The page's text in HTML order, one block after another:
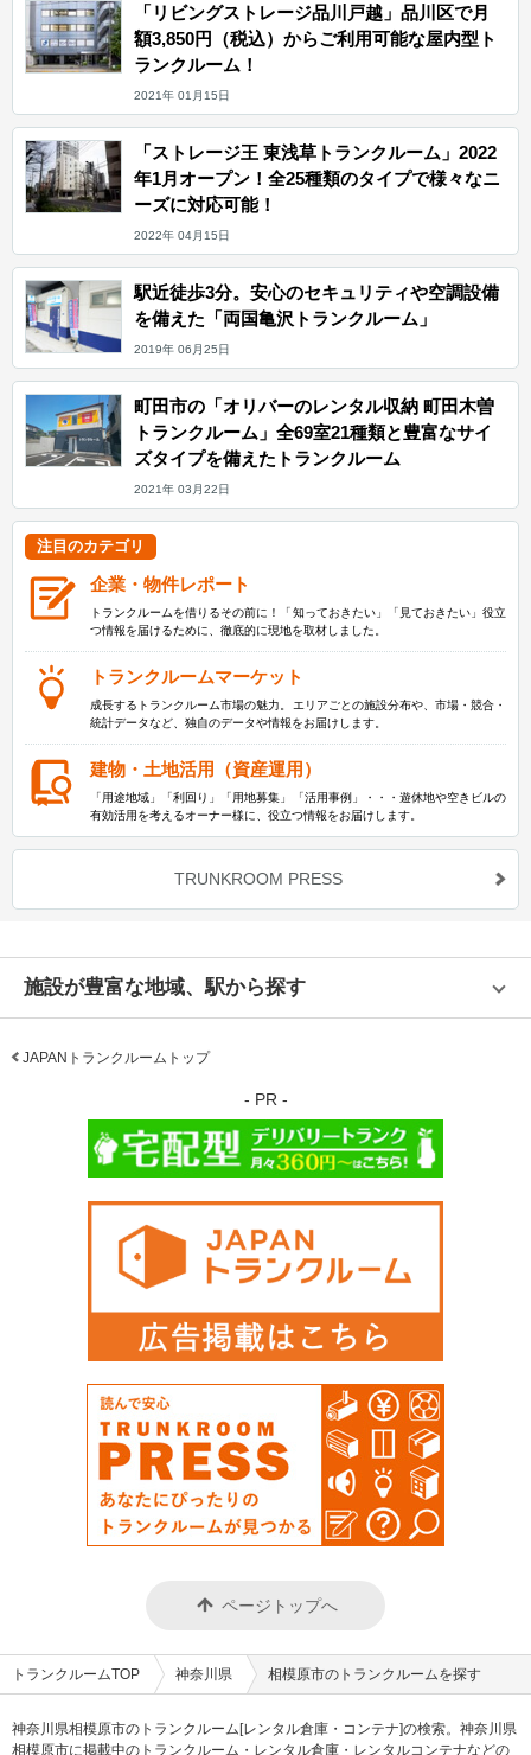
「リビングストレージ品川戸越」品川区で月
額3,850円（税込）からご利用可能な屋内型ト
ランクルーム！
2021年 01月15日
「ストレージ王 東浅草トランクルーム」2022
年1月オープン！全25種類のタイプで様々なニ
ーズに対応可能！
2022年 04月15日
駅近徒歩3分。安心のセキュリティや空調設備
を備えた「両国亀沢トランクルーム」
2019年 06月25日
町田市の「オリバーのレンタル収納 町田木曽
トランクルーム」全69室21種類と豊富なサイ
ズタイプを備えたトランクルーム
2021年 03月22日
注目のカテゴリ
企業・物件レポート
トランクルームを借りるその前に！「知っておきたい」「見ておきたい」役立
つ情報を届けるために、徹底的に現地を取材しました。
トランクルームマーケット
成長するトランクルーム市場の魅力。エリアごとの施設分布や、市場・競合・
統計データなど、独自のデータや情報をお届けします。
建物・土地活用（資産運用）
「用途地域」「利回り」「用地募集」「活用事例」・・・遊休地や空きビルの
有効活用を考えるオーナー様に、役立つ情報をお届けします。
TRUNKROOM PRESS
施設が豊富な地域、駅から探す
JAPANトランクルームトップ
- PR -
ページトップへ
トランクルームTOP 神奈川県 相模原市のトランクルームを探す
神奈川県相模原市のトランクルーム[レンタル倉庫・コンテナ]の検索。神奈川県
相模原市に掲載中のトランクルーム・レンタル倉庫・レンタルコンテナなどの